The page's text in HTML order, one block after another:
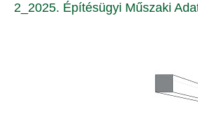
2_2025. Építésügyi Műszaki